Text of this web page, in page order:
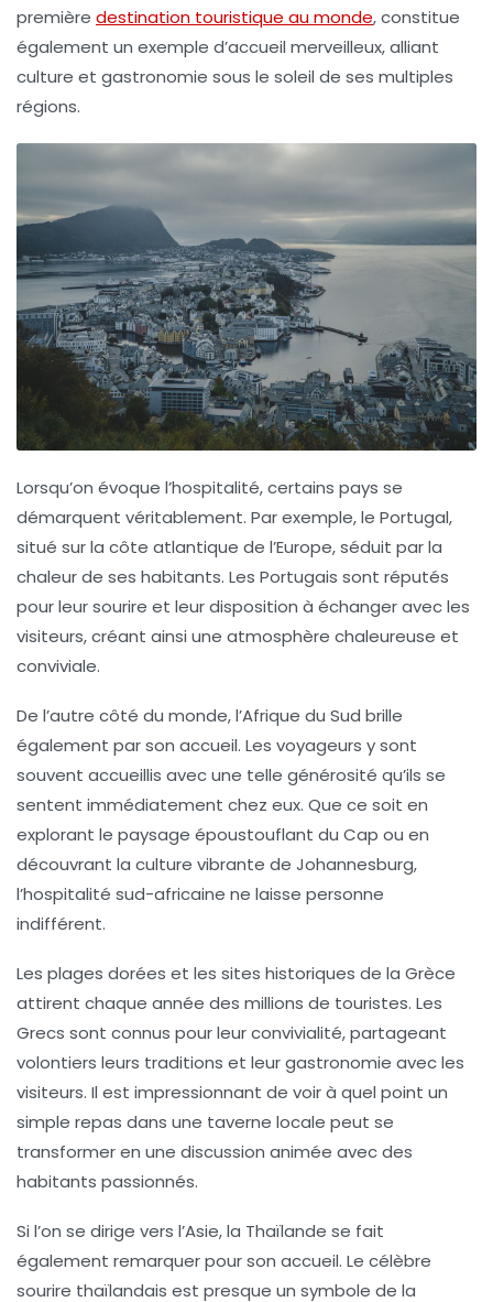
première destination touristique au monde, constitue
également un exemple d’accueil merveilleux, alliant
culture et gastronomie sous le soleil de ses multiples
régions.
Lorsqu’on évoque l’hospitalité, certains pays se
démarquent véritablement. Par exemple, le Portugal,
situé sur la côte atlantique de l’Europe, séduit par la
chaleur de ses habitants. Les Portugais sont réputés
pour leur sourire et leur disposition à échanger avec les
visiteurs, créant ainsi une atmosphère chaleureuse et
conviviale.
De l’autre côté du monde,l’Afrique du Sud brille
également par son accueil. Les voyageurs y sont
souvent accueillis avec une telle générosité qu’ils se
sentent immédiatement chez eux. Que ce soit en
explorant le paysage époustouflant du Cap ou en
découvrant la culture vibrante de Johannesburg,
l’hospitalité sud-africaine ne laisse personne
indifférent.
Les plages dorées et les sites historiques de la Grèce
attirent chaque année des millions de touristes. Les
Grecs sont connus pour leur convivialité, partageant
volontiers leurs traditions et leur gastronomie avec les
visiteurs. Il est impressionnant de voir à quel point un
simple repas dans une taverne locale peut se
transformer en une discussion animée avec des
habitants passionnés.
Si l’on se dirige vers l’Asie,la Thaïlande se fait
également remarquer pour son accueil. Le célèbre
sourire thaïlandais est presque un symbole de la